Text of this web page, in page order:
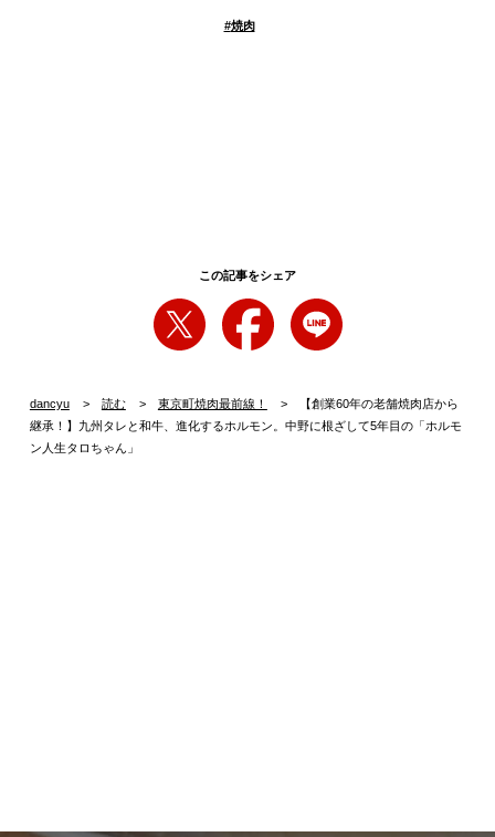
#焼肉
この記事をシェア
dancyu 読む 東京町焼肉最前線！
【創業60年の老舗焼肉店から
継承！】九州タレと和牛、進化するホルモン。中野に根ざして5年目の「ホルモ
ン人生タロちゃん」